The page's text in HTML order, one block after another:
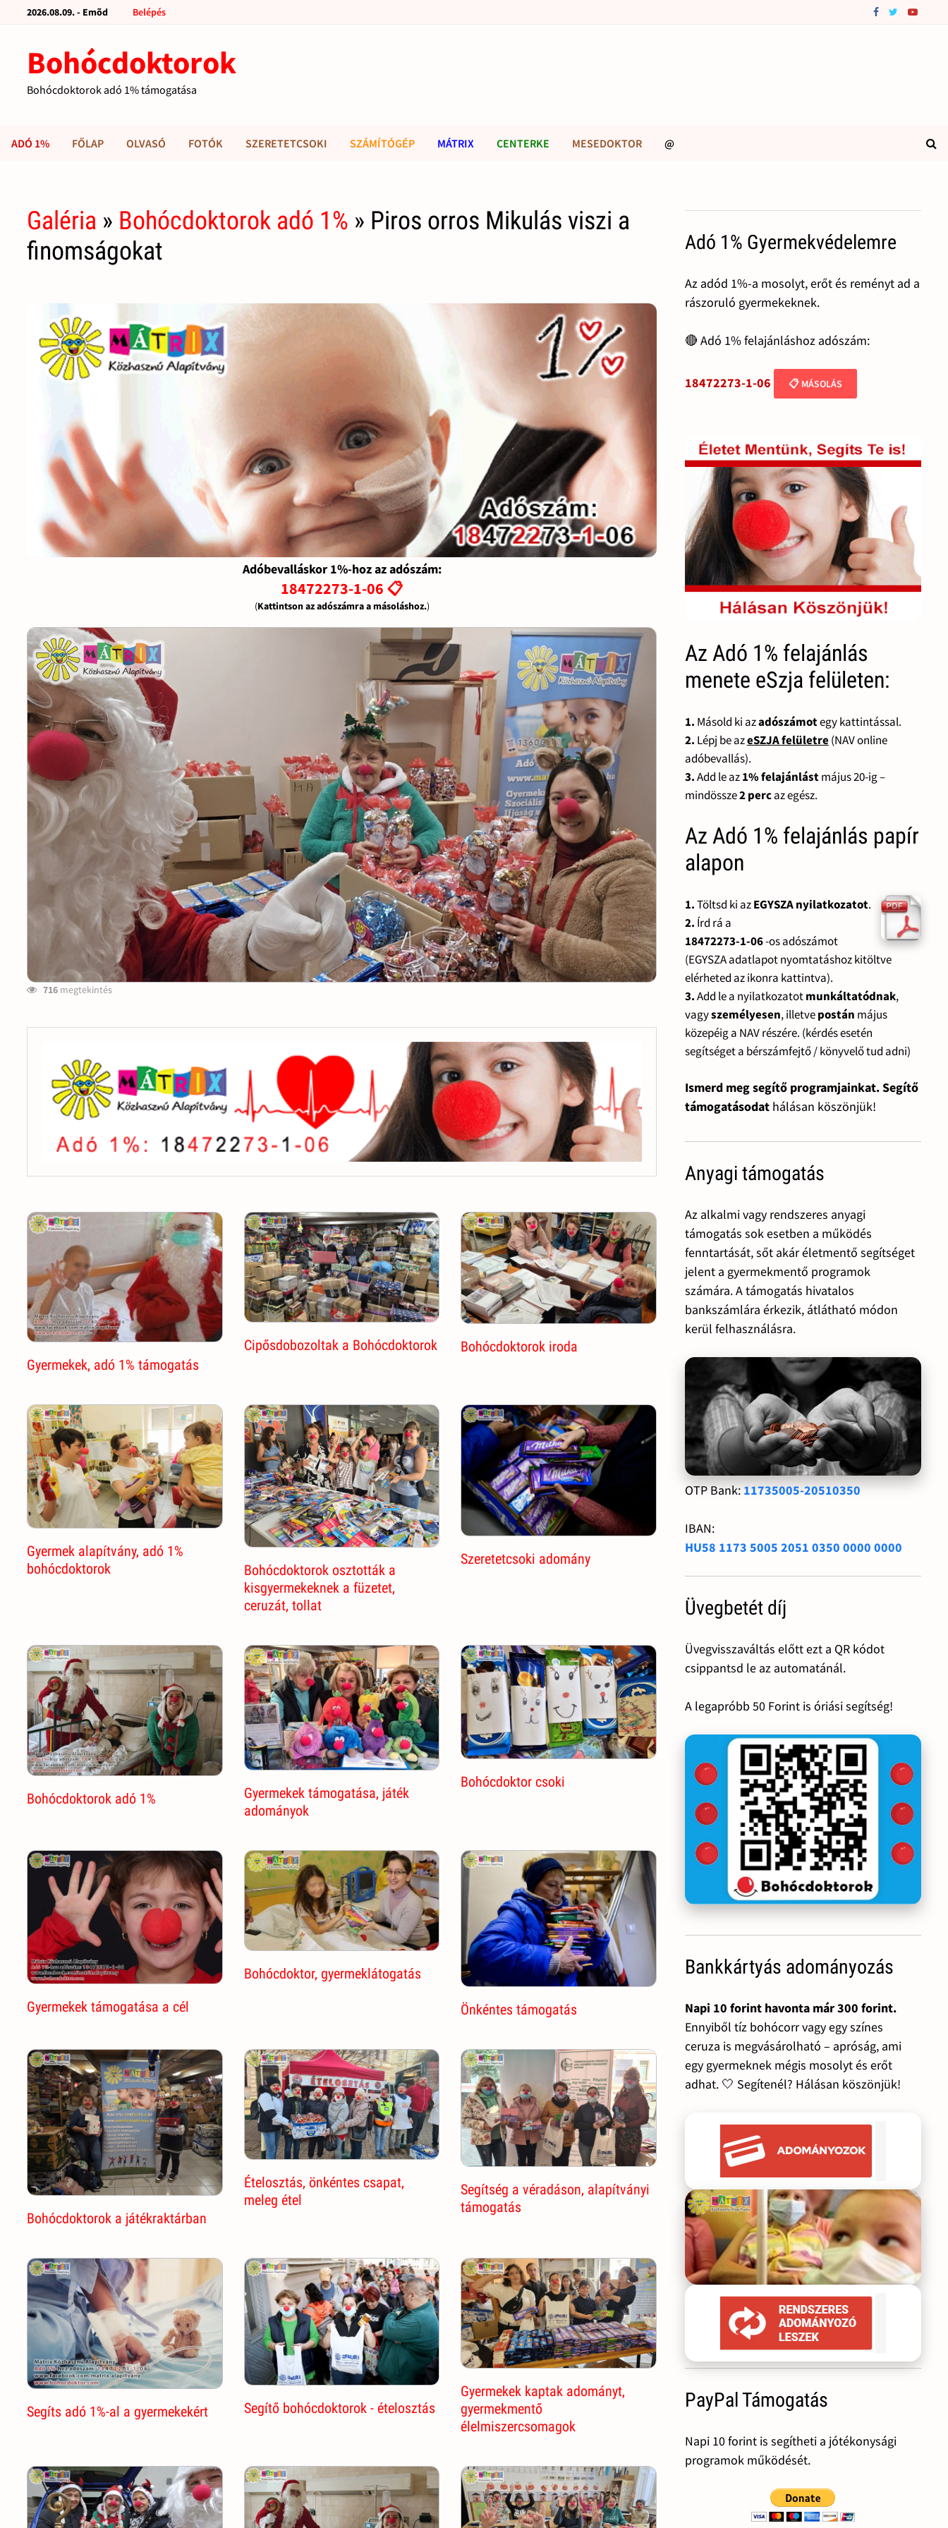
2026.08.09. - Emõd Belépés
Bohócdoktorok
Bohócdoktorok adó 1% támogatása
ADÓ 1% FŐLAP OLVASÓ FOTÓK SZERETETCSOKI SZÁMÍTÓGÉP MÁTRIX CENTERKE MESEDOKTOR @
Galéria » Bohócdoktorok adó 1% » Piros orros Mikulás viszi a
finomságokat
Adóbevalláskor 1%-hoz az adószám:
18472273-1-06 📋
(Kattintson az adószámra a másoláshoz.)
716 megtekintés
Gyermekek, adó 1% támogatás
Cipősdobozoltak a Bohócdoktorok Bohócdoktorok iroda
Gyermek alapítvány, adó 1%
bohócdoktorok
Bohócdoktorok osztották a
kisgyermekeknek a füzetet,
ceruzát, tollat
Szeretetcsoki adomány
Bohócdoktorok adó 1%
Gyermekek támogatása, játék
adományok
Bohócdoktor csoki
Gyermekek támogatása a cél
Bohócdoktor, gyermeklátogatás
Önkéntes támogatás
Bohócdoktorok a játékraktárban
Ételosztás, önkéntes csapat,
meleg étel
Segítség a véradáson, alapítványi
támogatás
Segíts adó 1%-al a gyermekekért Segítő bohócdoktorok - ételosztás
Gyermekek kaptak adományt,
gyermekmentő
élelmiszercsomagok
Adó 1% Gyermekvédelemre
Az adód 1%-a mosolyt, erőt és reményt ad a
rászoruló gyermekeknek.
🔴 Adó 1% felajánláshoz adószám:
18472273-1-06 📋 MÁSOLÁS
Az Adó 1% felajánlás
menete eSzja felületen:
1. Másold ki azadószámotegy kattintással.
2. Lépj be azeSZJA felületre(NAV online
adóbevallás).
3.Add le az1% felajánlástmájus 20-ig –
mindössze2 percaz egész.
Az Adó 1% felajánlás papír
alapon
1.Töltsd ki azEGYSZA nyilatkozatot.
2. Írd rá a
18472273-1-06-os adószámot
(EGYSZA adatlapot nyomtatáshoz kitöltve
elérheted az ikonra kattintva).
3.Add le a nyilatkozatotmunkáltatódnak,
vagyszemélyesen, illetvepostán május
közepéig a NAV részére. (kérdés esetén
segítséget a bérszámfejtő / könyvelő tud adni)
Ismerd meg segítő programjainkat. Segítő
támogatásodat hálásan köszönjük!
Anyagi támogatás
Az alkalmi vagy rendszeres anyagi
támogatás sok esetben a működés
fenntartását, sőt akár életmentő segítséget
jelent a gyermekmentő programok
számára. A támogatás hivatalos
bankszámlára érkezik, átlátható módon
kerül felhasználásra.
OTP Bank: 11735005-20510350
IBAN:
HU58 1173 5005 2051 0350 0000 0000
Üvegbetét díj
Üvegvisszaváltás előtt ezt a QR kódot
csippantsd le az automatánál.
A legapróbb 50 Forint is óriási segítség!
Bankkártyás adományozás
Napi 10 forint havonta már 300 forint.
Ennyiből tíz bohócorr vagy egy színes
ceruza is megvásárolható – apróság, ami
egy gyermeknek mégis mosolyt és erőt
adhat. 🤍 Segítenél? Hálásan köszönjük!
PayPal Támogatás
Napi 10 forint is segítheti a jótékonysági
programok működését.